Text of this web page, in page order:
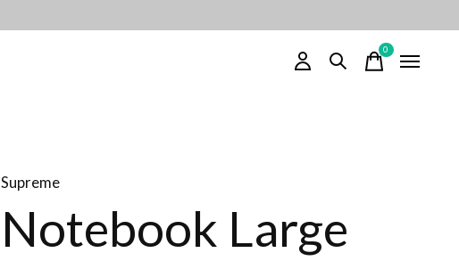
0items
Supreme
Notebook Large